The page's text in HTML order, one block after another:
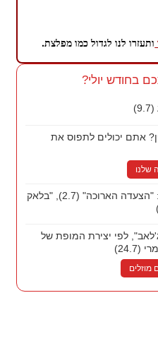
ותעזרו לנו לגדול כמו מפלצת.
בחודש יולי?
אתם יכולים לתפוס את
שלנו
סרטים חדשים שעולים ב-Yes: "הצעדה הארוכה" (2.7), "בלאק
לפי יצירת המופת של
מוזלים